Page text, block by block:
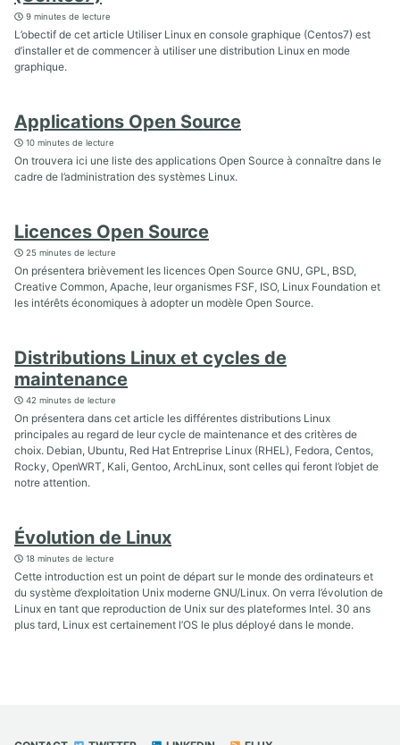
9 minutes de lecture
L’obectif de cet article Utiliser Linux en console graphique (Centos7) est
d’installer et de commencer à utiliser une distribution Linux en mode
graphique.
Applications Open Source
10 minutes de lecture
On trouvera ici une liste des applications Open Source à connaître dans le
cadre de l’administration des systèmes Linux.
Licences Open Source
25 minutes de lecture
On présentera brièvement les licences Open Source GNU, GPL, BSD,
Creative Common, Apache, leur organismes FSF, ISO, Linux Foundation et
les intérêts économiques à adopter un modèle Open Source.
Distributions Linux et cycles de
maintenance
42 minutes de lecture
On présentera dans cet article les différentes distributions Linux
principales au regard de leur cycle de maintenance et des critères de
choix. Debian, Ubuntu, Red Hat Entreprise Linux (RHEL), Fedora, Centos,
Rocky, OpenWRT, Kali, Gentoo, ArchLinux, sont celles qui feront l’objet de
notre attention.
Évolution de Linux
18 minutes de lecture
Cette introduction est un point de départ sur le monde des ordinateurs et
du système d’exploitation Unix moderne GNU/Linux. On verra l’évolution de
Linux en tant que reproduction de Unix sur des plateformes Intel. 30 ans
plus tard, Linux est certainement l’OS le plus déployé dans le monde.